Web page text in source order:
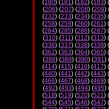
(180) (181) (182) (183) (
(206) (207) (208) (209)
(232) (233) (234) (235)
(258) (259) (260) (261)
(284) (285) (286) (287)
(310) (311) (312) (313) (
(336) (337) (338) (339)
(362) (363) (364) (365)
(388) (389) (390) (391)
(414) (415) (416) (417)
(440) (441) (442) (443)
(466) (467) (468) (469)
(492) (493) (494) (495)
(518) (519) (520) (521)
(544) (545) (546) (547)